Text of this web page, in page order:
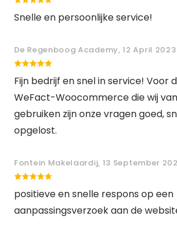
Snelle en persoonlijke service!
De Regenboog Academy, 12 April 2023
Fijn bedrijf en snel in service! Voor
WeFact-Woocommerce die wij
gebruiken zijn onze vragen goed,
opgelost.
Fontein Makelaardij, 13 September
positieve en snelle respons op een
aanpassingsverzoek aan de